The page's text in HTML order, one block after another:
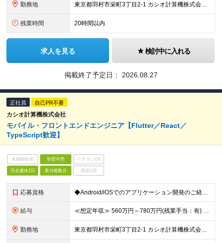
勤務地 東京都羽村市栄町3丁目2-1 カシオ計算機株式会社 羽村技術センター ※転勤は当面ありません。 ※在宅勤務あり ※(変更の範囲)会社の定める勤務地
残業時間 20時間以内
求人を見る 検討中に入れる
掲載終了予定日： 2026.08.27
正社員 自己PR不要
カシオ計算機株式会社
モバイル・フロントエンドエンジニア【Flutter／React／
TypeScript歓迎】
未経験歓迎 学歴不問 ベテランOK
完全週休2日 賞与複数月 面接1回
応募資格 ◆Android/iOSでのアプリケーション開発のご経験がある方 ＜求める人物像＞ ・スマートフォンアプリケーションの開発業務経験が3年以上ある方 ・協調性が高く、チームメンバーと円滑にコミュニケー
給与 ≪想定年収≫ 560万円～780万円(残業手当：有) ※待遇はスキル、経験に応じて個別に決定致します。 ※基本給＋賞与（年2回）、別途残業代、諸手当を支給（残業代は1分単位で支給いたします） ※試用期
勤務地 東京都羽村市栄町3丁目2-1 カシオ計算機株式会社 羽村技術センター ※転勤は当面ありません。 ※在宅勤務あり（部署平均：週3日～4日程度） ※(変更の範囲)会社の定める勤務地